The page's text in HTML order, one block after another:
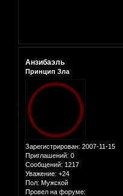
Анзибаэль
Принцип Зла
Зарегистрирован: 2007-11-15
Приглашений: 0
Сообщений: 1217
Уважение: +24
Пол: Мужской
Провел на форуме: